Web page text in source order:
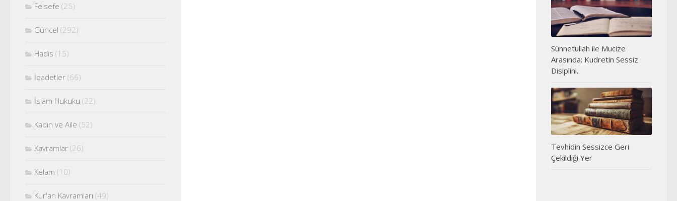
Felsefe (25)
Güncel (292)
Hadis (15)
İbadetler (66)
İslam Hukuku (22)
Kadın ve Aile (52)
Kavramlar (26)
Kelam (10)
Kur'an Kavramları (49)
Sünnetullah ile Mucize
Arasında: Kudretin Sessiz
Disiplini..
Tevhidin Sessizce Geri
Çekildiği Yer